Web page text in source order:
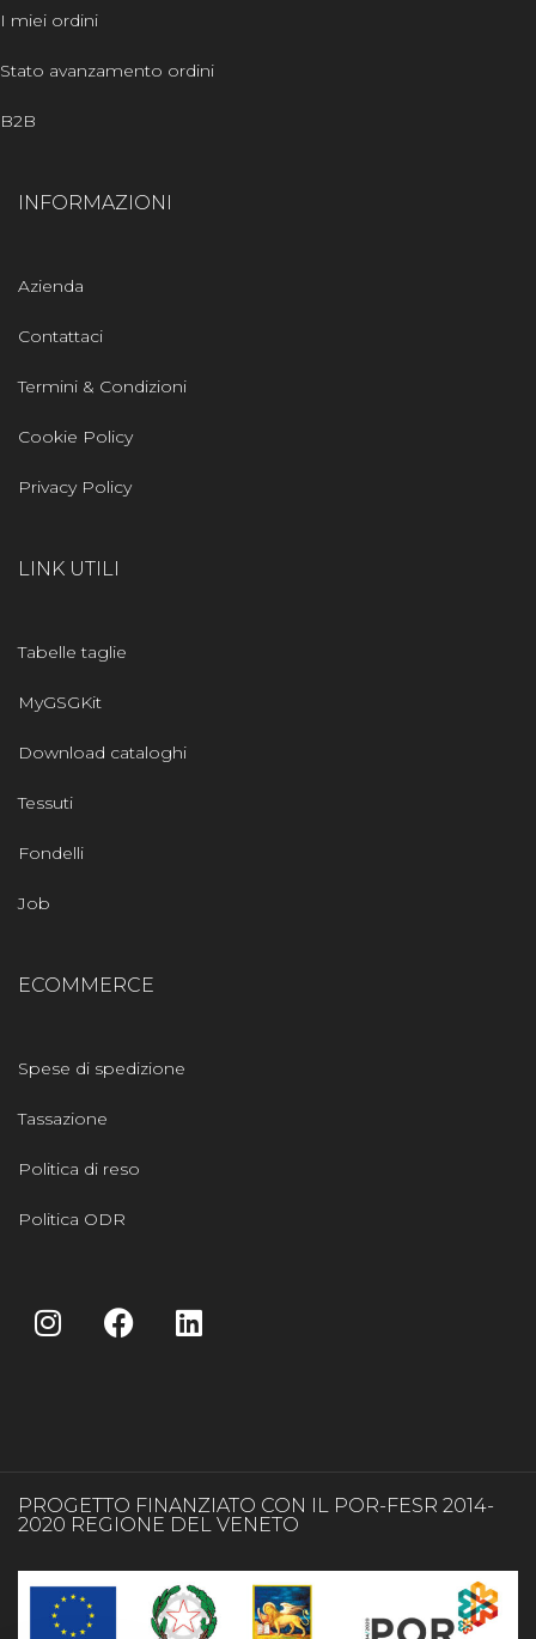
I miei ordini
Stato avanzamento ordini
B2B
INFORMAZIONI
Azienda
Contattaci
Termini & Condizioni
Cookie Policy
Privacy Policy
LINK UTILI
Tabelle taglie
MyGSGKit
Download cataloghi
Tessuti
Fondelli
Job
ECOMMERCE
Spese di spedizione
Tassazione
Politica di reso
Politica ODR
PROGETTO FINANZIATO CON IL POR-FESR 2014-
2020 REGIONE DEL VENETO